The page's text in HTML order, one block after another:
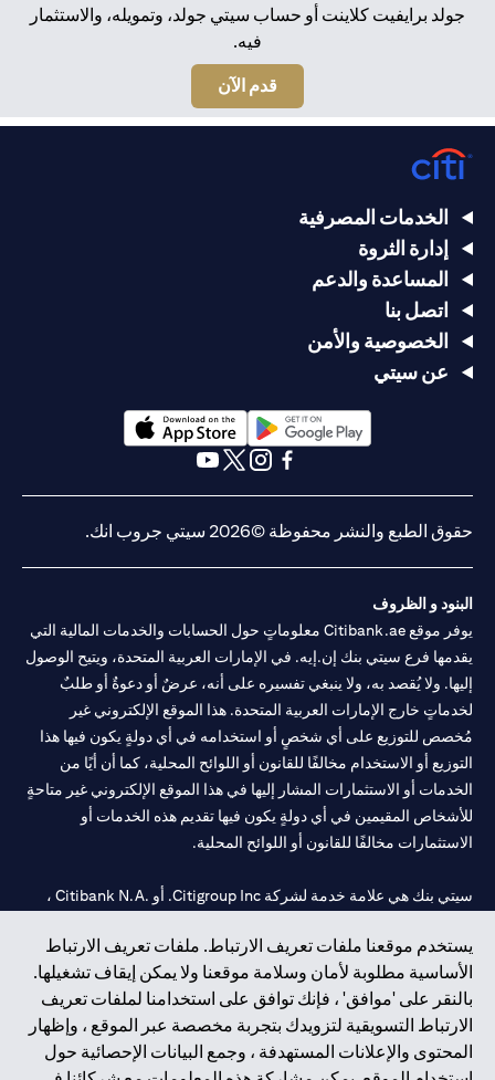
جولد برايفيت كلاينت أو حساب سيتي جولد، وتمويله، والاستثمار
فيه.
قدم الآن
يستخدم موقعنا ملفات تعريف الارتباط. ملفات تعريف الارتباط
الأساسية مطلوبة لأمان وسلامة موقعنا ولا يمكن إيقاف تشغيلها.
بالنقر على 'موافق' ، فإنك توافق على استخدامنا لملفات تعريف
الارتباط التسويقية لتزويدك بتجربة مخصصة عبر الموقع ، وإظهار
المحتوى والإعلانات المستهدفة ، وجمع البيانات الإحصائية حول
الخدمات المصرفية
إدارة الثروة
المساعدة والدعم
اتصل بنا
الخصوصية والأمن
عن سيتي
(opens in a new tab)
حقوق الطبع والنشر محفوظة ©2026 سيتي جروب انك.
البنود و الظروف
يوفر موقع Citibank.ae معلوماتٍ حول الحسابات والخدمات المالية التي
يقدمها فرع سيتي بنك إن.إيه. في الإمارات العربية المتحدة، ويتيح الوصول
إليها. ولا يُقصد به، ولا ينبغي تفسيره على أنه، عرضٌ أو دعوةٌ أو طلبٌ
لخدماتٍ خارج الإمارات العربية المتحدة. هذا الموقع الإلكتروني غير
مُخصص للتوزيع على أي شخصٍ أو استخدامه في أي دولةٍ يكون فيها هذا
التوزيع أو الاستخدام مخالفًا للقانون أو اللوائح المحلية، كما أن أيًا من
الخدمات أو الاستثمارات المشار إليها في هذا الموقع الإلكتروني غير متاحةٍ
للأشخاص المقيمين في أي دولةٍ يكون فيها تقديم هذه الخدمات أو
الاستثمارات مخالفًا للقانون أو اللوائح المحلية.
سيتي بنك هي علامة خدمة لشركة Citigroup Inc. أو .Citibank N.A ،
سيتي بنك إن. إيه. الإمارات مسجل لدى مصرف الإمارات المركزي تحت
أرقام التراخيص 202563 لفرع الوصل في دبي، 531989 لفرع مول
الإمارات في دبي، وCN-1002019لفرع أبوظبي. هاتف: 4000 311 04.
فرع سيتي بنك إن إيه - الإمارات العربية المتحدة مرخص من مصرف